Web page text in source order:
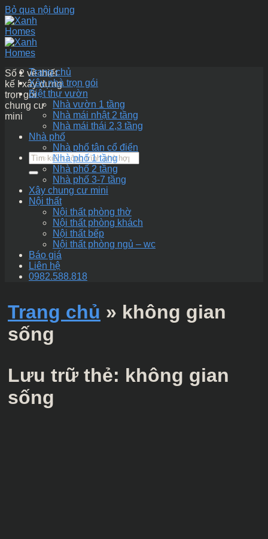
Bỏ qua nội dung
Số 2 về thiết
kế I xây dựng
trọn gói
chung cư
mini
Trang chủ
Xây nhà trọn gói
Biệt thự vườn
Nhà vườn 1 tầng
Nhà mái nhật 2 tầng
Nhà mái thái 2,3 tầng
Nhà phố
Nhà phố tân cổ điển
Nhà phố 1 tầng
Nhà phố 2 tầng
Nhà phố 3-7 tầng
Xây chung cư mini
Nội thất
Nội thất phòng thờ
Nội thất phòng khách
Nội thất bếp
Nội thất phòng ngủ – wc
Báo giá
Liên hệ
0982.588.818
Trang chủ » không gian
sống
Lưu trữ thẻ: không gian
sống